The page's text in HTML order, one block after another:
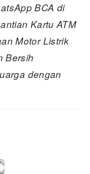
BCA di
Kartu ATM
Motor Listrik
Bersih
dengan